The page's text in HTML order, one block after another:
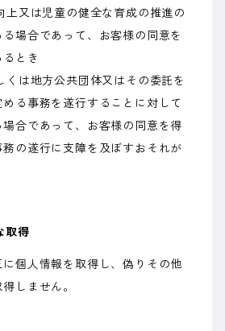
上又は児童の健全な育成の推進の
場合であって、お客様の同意を
とき
くは地方公共団体又はその委託を
る事務を遂行することに対して
合であって、お客様の同意を得
の遂行に支障を及ぼすおそれが
取得
個人情報を取得し、偽りその他
しません。